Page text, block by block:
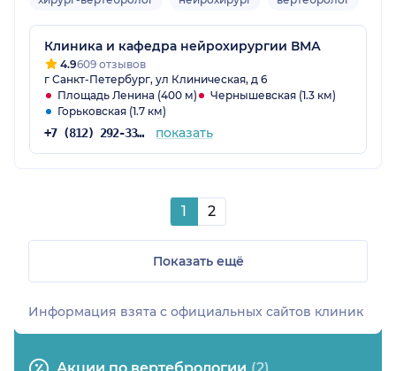
Клиника и кафедра нейрохирургии ВМА
4.9609 отзывов
г Санкт-Петербург, ул Клиническая, д 6
Площадь Ленина (400 м)
Чернышевская (1.3 км)
Горьковская (1.7 км)
+7 (812) 292-33-45 показать
1 2
Показать ещё
Информация взята c официальных сайтов клиник